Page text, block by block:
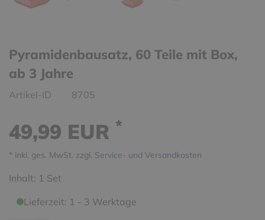
Pyramidenbausatz, 60 Teile mit Box,
ab 3 Jahre
Artikel-ID 8705
49,99 EUR *
* inkl. ges. MwSt. zzgl. Service- und Versandkosten
Inhalt: 1 Set
Lieferzeit: 1 - 3 Werktage